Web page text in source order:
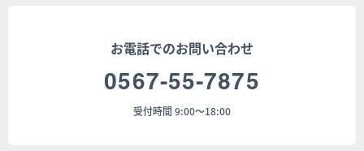
お電話でのお問い合わせ
0567-55-7875
受付時間 9:00～18:00